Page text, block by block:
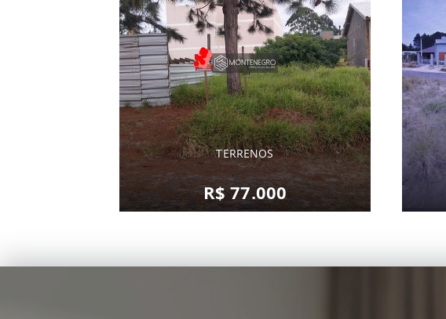
TERRENOS
R$ 77.000